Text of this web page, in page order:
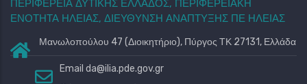
ΠΕΡΙΦΕΡΕΙΑ ΔΥΤΙΚΗΣ ΕΛΛΑΔΟΣ, ΠΕΡΙΦΕΡΕΙΑΚΗ
ΕΝΟΤΗΤΑ ΗΛΕΙΑΣ, ΔΙΕΥΘΥΝΣΗ ΑΝΑΠΤΥΞΗΣ ΠΕ ΗΛΕΙΑΣ
Μανωλοπούλου 47 (Διοικητήριο), Πύργος ΤΚ 27131, Ελλάδα
Email da@ilia.pde.gov.gr